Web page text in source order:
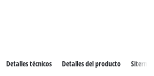
Detalles técnicos Detalles del producto